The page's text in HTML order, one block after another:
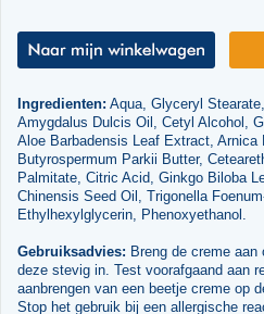
Ingredienten: Aqua, Glyceryl
Amygdalus Dulcis Oil, Cetyl Alcohol,
Aloe Barbadensis Leaf Extract, Arnica
Butyrospermum Parkii Butter,
Palmitate, Citric Acid, Ginkgo Biloba
Chinensis Seed Oil, Trigonella
Ethylhexylglycerin, Phenoxyethanol.
Gebruiksadvies: Breng de creme
deze stevig in. Test voorafgaand aan
aanbrengen van een beetje creme op
Stop het gebruik bij een allergische